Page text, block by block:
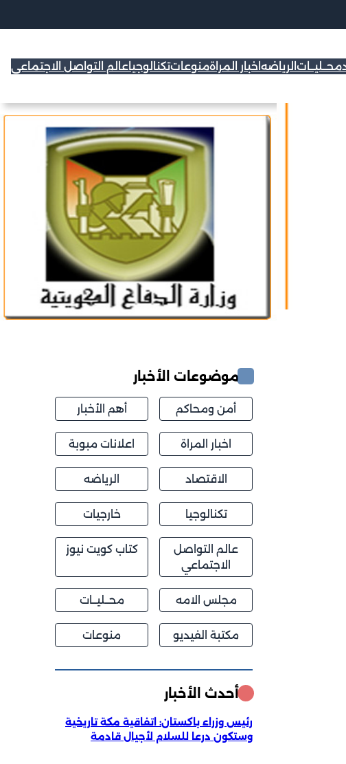
محــليــات الرياضه اخبار المراةمنوعاتتكنالوجياعالم التواصل الاجتماعي
موضوعات الأخبار
أمن ومحاكم أهم الأخبار
اخبار المراة اعلانات مبوبة
الاقتصاد الرياضه
تكنالوجيا خارجيات
عالم التواصل
الاجتماعي
كتاب كويت نيوز
مجلس الامه محــليــات
مكتبة الفيديو منوعات
أحدث الأخبار
رئيس وزراء باكستان: اتفاقية مكة تاريخية
وستكون درعا للسلام لأجيال قادمة